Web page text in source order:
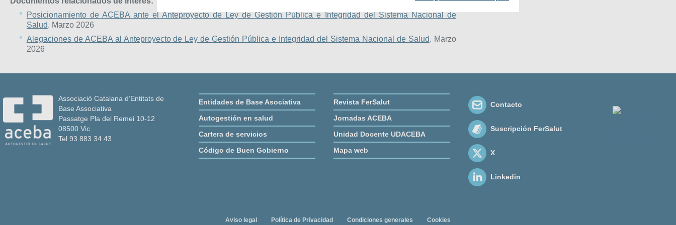
Posicionamiento de ACEBA ante el Anteproyecto de Ley de Gestión Pública e Integridad del Sistema Nacional de
Salud. Marzo 2026
Alegaciones de ACEBA al Anteproyecto de Ley de Gestión Pública e Integridad del Sistema Nacional de Salud. Marzo
2026
Associació Catalana d’Entitats de
Base Associativa
Passatge Pla del Remei 10-12
08500 Vic
Tel 93 883 34 43
Entidades de Base Asociativa
Autogestión en salud
Cartera de servicios
Código de Buen Gobierno
Revista FerSalut
Jornadas ACEBA
Unidad Docente UDACEBA
Mapa web
Contacto
Suscripción FerSalut
X
Linkedin
Aviso legal Política de Privacidad Condiciones generales Cookies